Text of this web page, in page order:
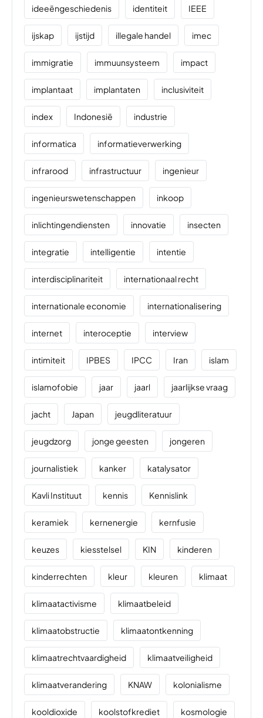
ideeëngeschiedenis identiteit IEEE
ijskap ijstijd illegale handel imec
immigratie immuunsysteem impact
implantaat implantaten inclusiviteit
index Indonesië industrie
informatica informatieverwerking
infrarood infrastructuur ingenieur
ingenieurswetenschappen inkoop
inlichtingendiensten innovatie insecten
integratie intelligentie intentie
interdisciplinariteit internationaal recht
internationale economie internationalisering
internet interoceptie interview
intimiteit IPBES IPCC Iran islam
islamofobie jaar jaarl jaarlijkse vraag
jacht Japan jeugdliteratuur
jeugdzorg jonge geesten jongeren
journalistiek kanker katalysator
Kavli Instituut kennis Kennislink
keramiek kernenergie kernfusie
keuzes kiesstelsel KIN kinderen
kinderrechten kleur kleuren klimaat
klimaatactivisme klimaatbeleid
klimaatobstructie klimaatontkenning
klimaatrechtvaardigheid klimaatveiligheid
klimaatverandering KNAW kolonialisme
kooldioxide koolstofkrediet kosmologie